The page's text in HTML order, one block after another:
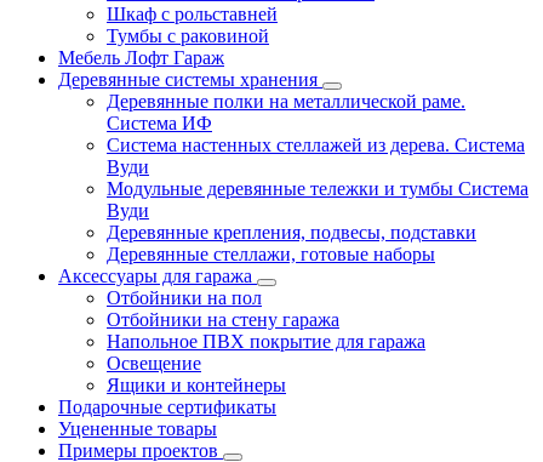
Шкаф с рольставней
Тумбы с раковиной
Мебель Лофт Гараж
Деревянные системы хранения
Деревянные полки на металлической раме.
Система ИФ
Система настенных стеллажей из дерева. Система
Вуди
Модульные деревянные тележки и тумбы Система
Вуди
Деревянные крепления, подвесы, подставки
Деревянные стеллажи, готовые наборы
Аксессуары для гаража
Отбойники на пол
Отбойники на стену гаража
Напольное ПВХ покрытие для гаража
Освещение
Ящики и контейнеры
Подарочные сертификаты
Уцененные товары
Примеры проектов